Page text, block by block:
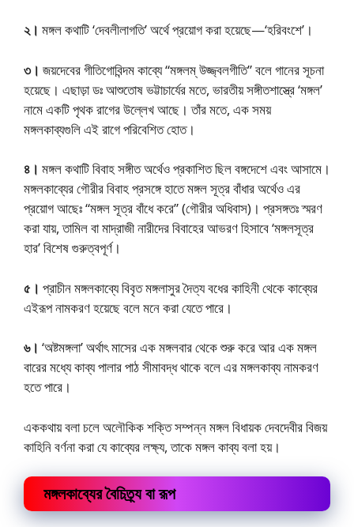
২। মঙ্গল কথাটি ‘দেবলীলাগতি’ অর্থে প্রয়োগ করা হয়েছে—‘হরিবংশে’।
৩। জয়দেবের গীতিগোবিন্দম কাব্যে “মঙ্গলম্ উজ্জ্বলগীতি” বলে গানের সূচনা
হয়েছে। এছাড়া ডঃ আশুতোষ ভট্টাচার্যের মতে, ভারতীয় সঙ্গীতশাস্ত্রে ‘মঙ্গল’
নামে একটি পৃথক রাগের উল্লেখ আছে। তাঁর মতে, এক সময়
মঙ্গলকাব্যগুলি এই রাগে পরিবেশিত হোত।
৪। মঙ্গল কথাটি বিবাহ সঙ্গীত অর্থেও প্রকাশিত ছিল বঙ্গদেশে এবং আসামে।
মঙ্গলকাব্যের গৌরীর বিবাহ প্রসঙ্গে হাতে মঙ্গল সূত্র বাঁধার অর্থেও এর
প্রয়োগ আছেঃ “মঙ্গল সূত্র বাঁধে করে” (গৌরীর অধিবাস)। প্রসঙ্গতঃ স্মরণ
করা যায়, তামিল বা মাদ্রাজী নারীদের বিবাহের আভরণ হিসাবে ‘মঙ্গলসূত্র
হার’ বিশেষ গুরুত্বপূর্ণ।
৫। প্রাচীন মঙ্গলকাব্যে বিবৃত মঙ্গলাসুর দৈত্য বধের কাহিনী থেকে কাব্যের
এইরূপ নামকরণ হয়েছে বলে মনে করা যেতে পারে।
৬। ‘অষ্টমঙ্গলা’ অর্থাৎ মাসের এক মঙ্গলবার থেকে শুরু করে আর এক মঙ্গল
বারের মধ্যে কাব্য পালার পাঠ সীমাবদ্ধ থাকে বলে এর মঙ্গলকাব্য নামকরণ
হতে পারে।
এককথায় বলা চলে অলৌকিক শক্তি সম্পন্ন মঙ্গল বিধায়ক দেবদেবীর বিজয়
কাহিনি বর্ণনা করা যে কাব্যের লক্ষ্য, তাকে মঙ্গল কাব্য বলা হয়।
মঙ্গলকাব্যের বৈচিত্র্য বা রূপ